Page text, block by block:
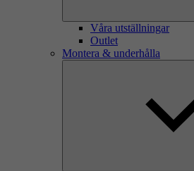
Våra utställningar
Outlet
Montera & underhålla